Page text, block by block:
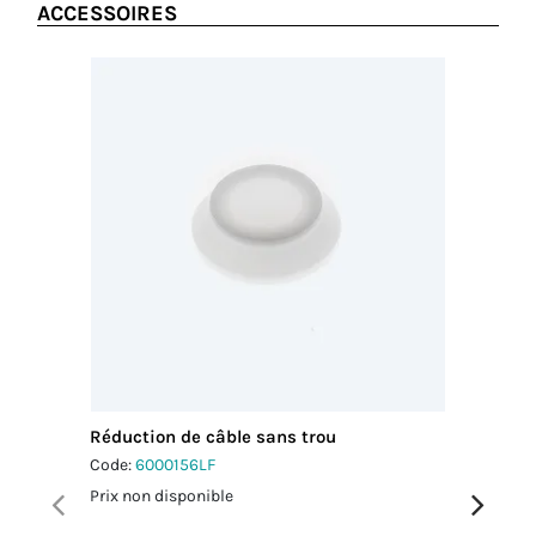
ACCESSOIRES
Réduction de câble sans trou
Code:6000156LF
Prix non disponible
Prix non